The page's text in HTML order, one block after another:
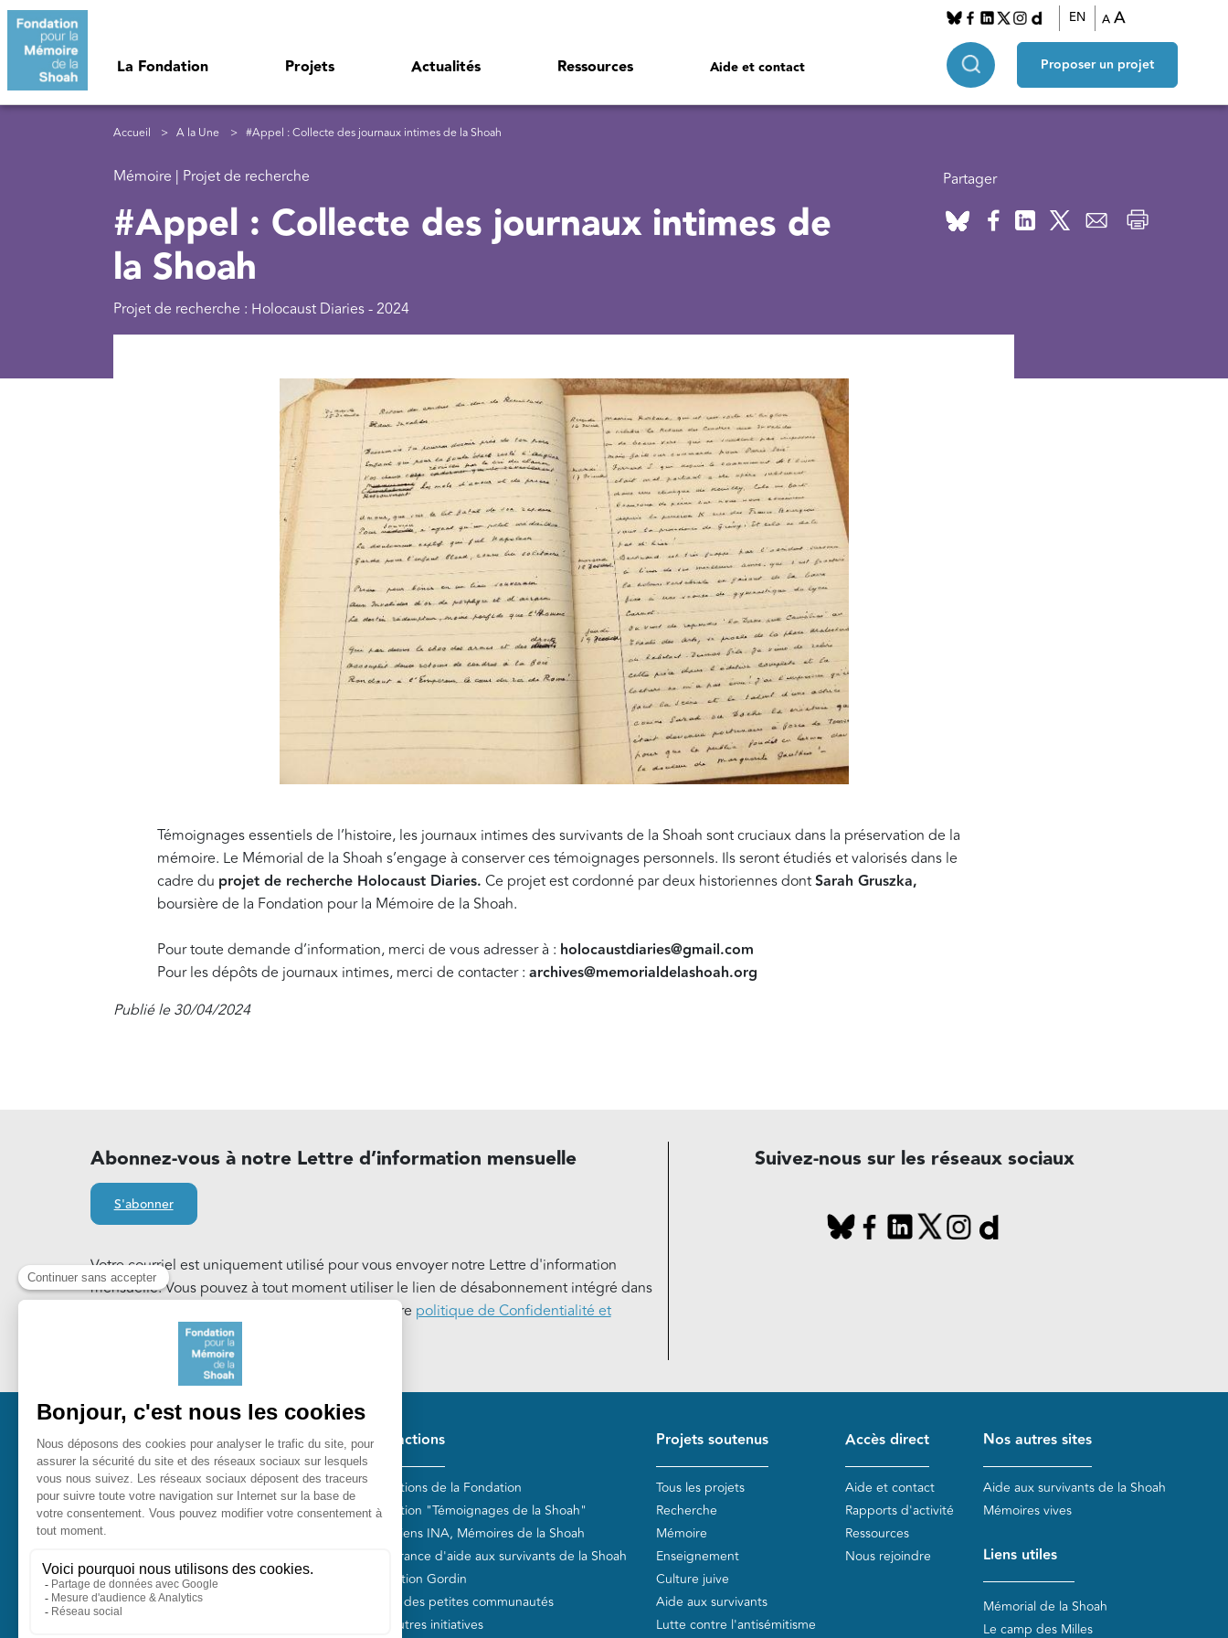
Aller au contenu principal
La Fondation Projets Actualités Ressources Aide et contact
EN A A
Proposer un projet
Fil d'Ariane
Accueil A la Une #Appel : Collecte des journaux intimes de la Shoah
Mémoire | Projet de recherche
#Appel : Collecte des journaux intimes de
la Shoah
Projet de recherche : Holocaust Diaries - 2024
Partager
Témoignages essentiels de l’histoire, les journaux intimes des survivants de la Shoah sont cruciaux dans la préservation de la
mémoire. Le Mémorial de la Shoah s’engage à conserver ces témoignages personnels. Ils seront étudiés et valorisés dans le
cadre du projet de recherche Holocaust Diaries. Ce projet est cordonné par deux historiennes dontSarah Gruszka,
boursière de la Fondation pour la Mémoire de la Shoah.
Pour toute demande d’information, merci de vous adresser à : holocaustdiaries@gmail.com
Pour les dépôts de journaux intimes, merci de contacter : archives@memorialdelashoah.org
Publié le 30/04/2024
Abonnez-vous à notre Lettre d’information mensuelle
S'abonner
Votre courriel est uniquement utilisé pour vous envoyer notre Lettre d'information
mensuelle. Vous pouvez à tout moment utiliser le lien de désabonnement intégré dans
notre Lettre d'information. En savoir plus sur notre politique de Confidentialité et
Suivez-nous sur les réseaux sociaux
Fondation pour la Mémoire de la
Shoah
Tél. 01 53 42 63 10
Pied de page
Nos actions
Les actions de la Fondation
Collection "Témoignages de la Shoah"
Entretiens INA, Mémoires de la Shoah
Plan France d'aide aux survivants de la Shoah
Fondation Gordin
Fonds des petites communautés
Nos autres initiatives
Projets soutenus
Tous les projets
Recherche
Mémoire
Enseignement
Culture juive
Aide aux survivants
Lutte contre l'antisémitisme
Accès direct
Aide et contact
Rapports d'activité
Ressources
Nous rejoindre
Nos autres sites
Aide aux survivants de la Shoah
Mémoires vives
Liens utiles
Mémorial de la Shoah
Le camp des Milles